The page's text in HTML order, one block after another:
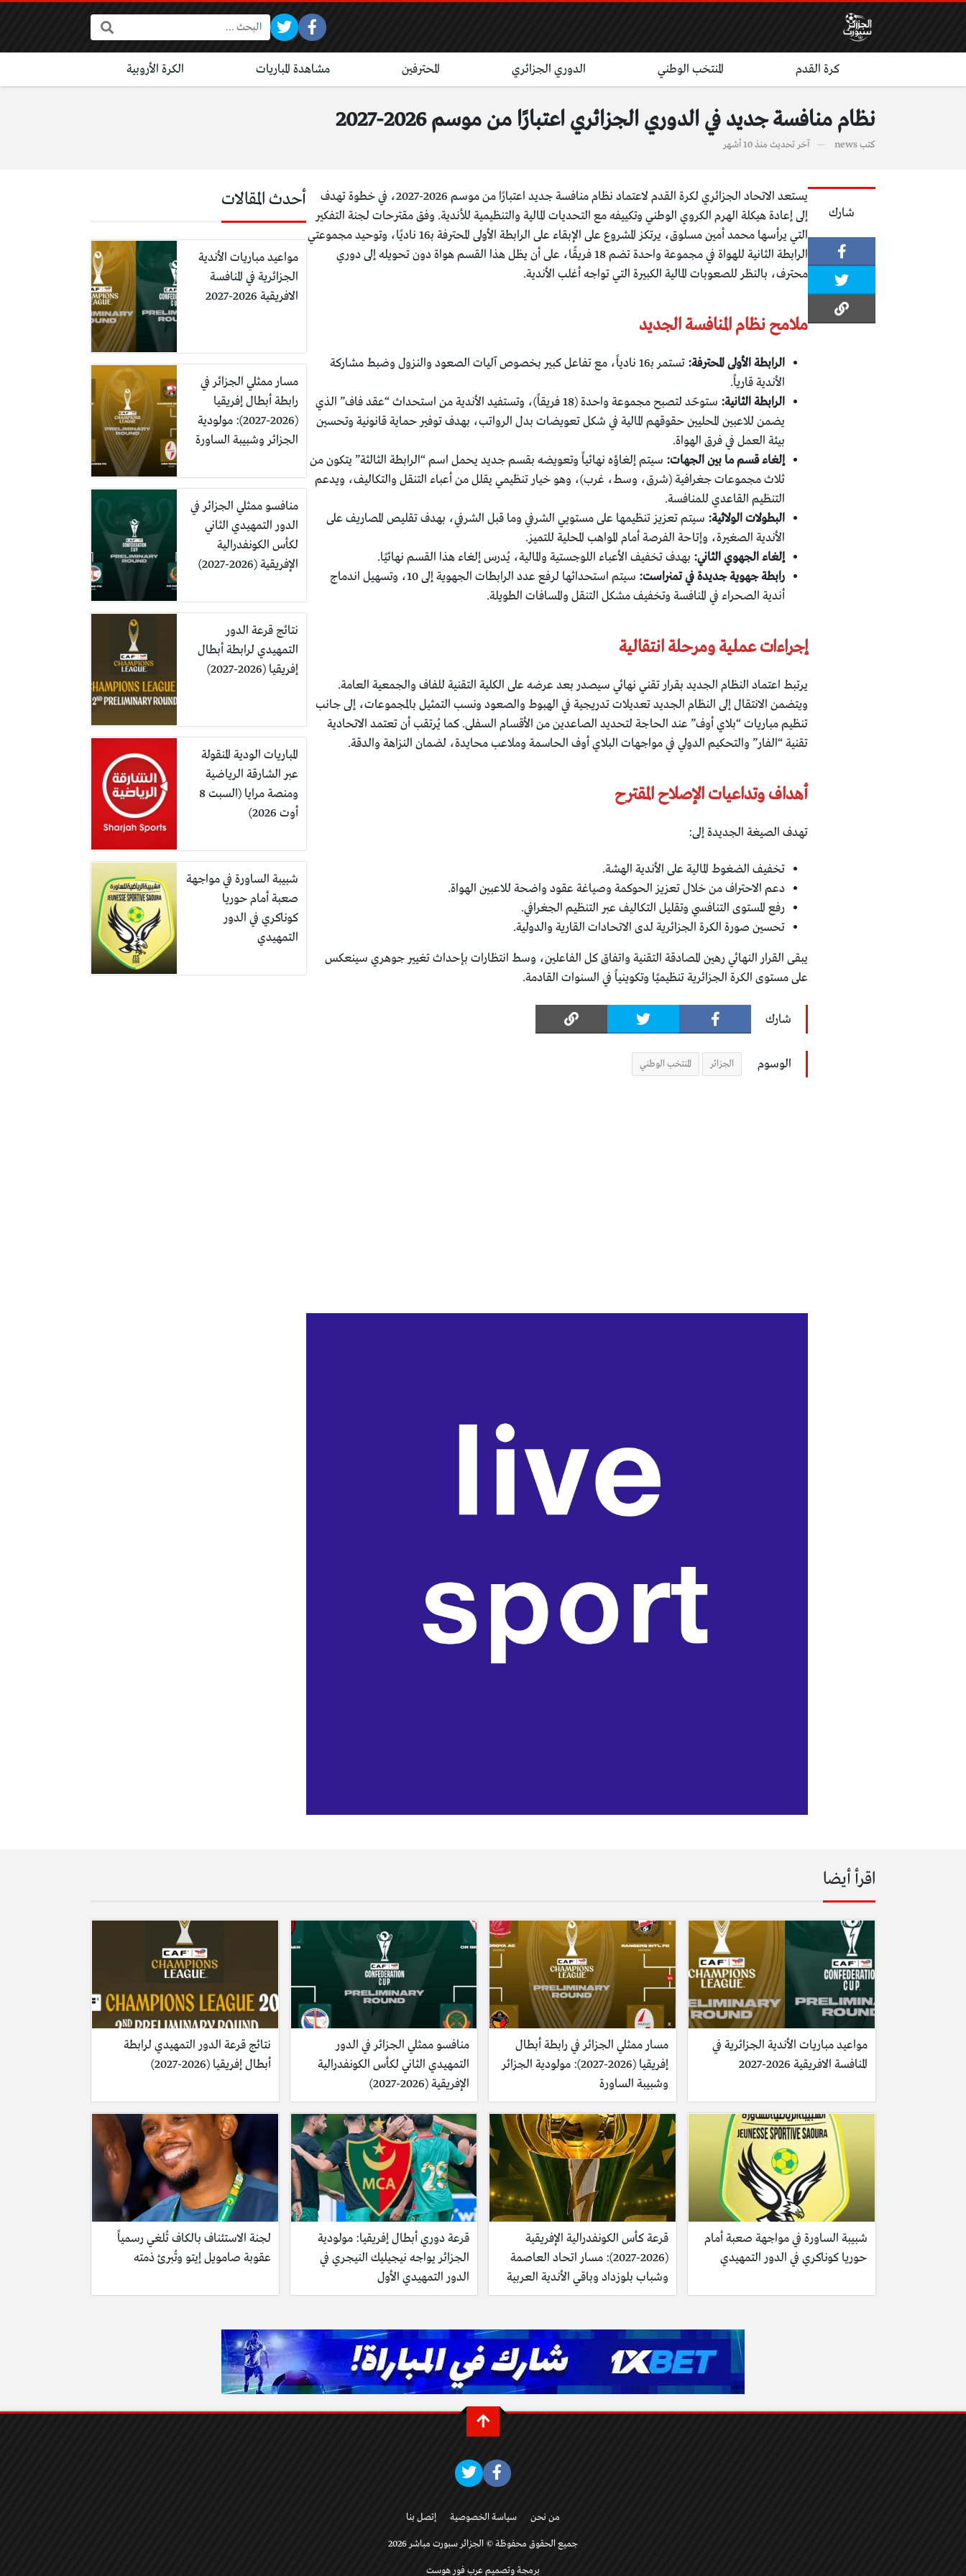
البحث:
كرة القدم المنتخب الوطني الدوري الجزائري المحترفين مشاهدة المباريات الكرة الأروبية
نظام منافسة جديد في الدوري الجزائري اعتبارًا من موسم 2026-2027
كتبnews آخر تحديث منذ 10 أشهر
شارك
أحدث المقالات
مواعيد مباريات الأندية
الجزائرية في المنافسة
الافريقية 2026-2027
مسار ممثلي الجزائر في
رابطة أبطال إفريقيا
(2026-2027): مولودية
الجزائر وشبيبة الساورة
منافسو ممثلي الجزائر في
الدور التمهيدي الثاني
لكأس الكونفدرالية
الإفريقية (2026-2027)
نتائج قرعة الدور
التمهيدي لرابطة أبطال
إفريقيا (2026-2027)
المباريات الودية المنقولة
عبر الشارقة الرياضية
ومنصة مرايا (السبت 8
أوت 2026)
شبيبة الساورة في مواجهة
صعبة أمام حوريا
كوناكري في الدور
التمهيدي
يستعد الاتحاد الجزائري لكرة القدم لاعتماد نظام منافسة جديد اعتبارًا من موسم 2026-2027، في خطوة تهدف
إلى إعادة هيكلة الهرم الكروي الوطني وتكييفه مع التحديات المالية والتنظيمية للأندية. وفق مقترحات لجنة التفكير
التي يرأسها محمد أمين مسلوق، يرتكز المشروع على الإبقاء على الرابطة الأولى المحترفة بـ16 ناديًا، وتوحيد مجموعتي
الرابطة الثانية للهواة في مجموعة واحدة تضم 18 فريقًا، على أن يظل هذا القسم هواة دون تحويله إلى دوري
محترف، بالنظر للصعوبات المالية الكبيرة التي تواجه أغلب الأندية.
ملامح نظام المنافسة الجديد
الرابطة الأولى المحترفة:
تستمر بـ16 نادياً، مع تفاعل كبير بخصوص آليات الصعود والنزول وضبط مشاركة
الأندية قارياً.
الرابطة الثانية:
ستوحّد لتصبح مجموعة واحدة (18 فريقاً)، وتستفيد الأندية من استحداث “عقد فاف” الذي
يضمن للاعبين المحليين حقوقهم المالية في شكل تعويضات بدل الرواتب، بهدف توفير حماية قانونية وتحسين
بيئة العمل في فرق الهواة.
إلغاء قسم ما بين الجهات: سيتم إلغاؤه نهائياً وتعويضه بقسم جديد يحمل اسم “الرابطة الثالثة” يتكون من
ثلاث مجموعات جغرافية (شرق، وسط، غرب)، وهو خيار تنظيمي يقلل من أعباء التنقل والتكاليف، ويدعم
التنظيم القاعدي للمنافسة.
البطولات الولائية: سيتم تعزيز تنظيمها على مستويي الشرفي وما قبل الشرفي، بهدف تقليص المصاريف على
الأندية الصغيرة، وإتاحة الفرصة أمام المواهب المحلية للتميز.
إلغاء الجهوي الثاني: بهدف تخفيف الأعباء اللوجستية والمالية، يُدرس إلغاء هذا القسم نهائيًا.
رابطة جهوية جديدة في تمنراست:
سيتم استحداثها لرفع عدد الرابطات الجهوية إلى 10، وتسهيل اندماج
أندية الصحراء في المنافسة وتخفيف مشكل التنقل والمسافات الطويلة.
إجراءات عملية ومرحلة انتقالية
يرتبط اعتماد النظام الجديد بقرار تقني نهائي سيصدر بعد عرضه على الكلية التقنية للفاف والجمعية العامة.
ويتضمن الانتقال إلى النظام الجديد تعديلات تدريجية في الهبوط والصعود ونسب التمثيل بالمجموعات، إلى جانب
تنظيم مباريات “بلاي أوف” عند الحاجة لتحديد الصاعدين من الأقسام السفلى. كما يُرتقب أن تعتمد الاتحادية
تقنية “الفار” والتحكيم الدولي في مواجهات البلاي أوف الحاسمة وملاعب محايدة، لضمان النزاهة والدقة.
أهداف وتداعيات الإصلاح المقترح
تهدف الصيغة الجديدة إلى:
تخفيف الضغوط المالية على الأندية الهشة.
دعم الاحتراف من خلال تعزيز الحوكمة وصياغة عقود واضحة للاعبين الهواة.
رفع المستوى التنافسي وتقليل التكاليف عبر التنظيم الجغرافي.
تحسين صورة الكرة الجزائرية لدى الاتحادات القارية والدولية.
يبقى القرار النهائي رهين المصادقة التقنية واتفاق كل الفاعلين، وسط انتظارات بإحداث تغيير جوهري سينعكس
على مستوى الكرة الجزائرية تنظيميًا وتكوينياً في السنوات القادمة.
شارك
الوسوم الجزائر المنتخب الوطني
اقرأ أيضا
مواعيد مباريات الأندية الجزائرية في
المنافسة الافريقية 2026-2027
مسار ممثلي الجزائر في رابطة أبطال
إفريقيا (2026-2027): مولودية الجزائر
وشبيبة الساورة
منافسو ممثلي الجزائر في الدور
التمهيدي الثاني لكأس الكونفدرالية
الإفريقية (2026-2027)
نتائج قرعة الدور التمهيدي لرابطة
أبطال إفريقيا (2026-2027)
شبيبة الساورة في مواجهة صعبة أمام
حوريا كوناكري في الدور التمهيدي
قرعة كأس الكونفدرالية الإفريقية
(2026-2027): مسار اتحاد العاصمة
وشباب بلوزداد وباقي الأندية العربية
قرعة دوري أبطال إفريقيا: مولودية
الجزائر يواجه نيجيليك النيجري في
الدور التمهيدي الأول
لجنة الاستئناف بالكاف تُلغي رسمياً
عقوبة صامويل إيتو وتُبرئ ذمته
من نحن سياسة الخصوصية إتصل بنا
جميع الحقوق محفوظة © الجزائر سبورت مباشر 2026
برمجة وتصميم عرب فور هوست